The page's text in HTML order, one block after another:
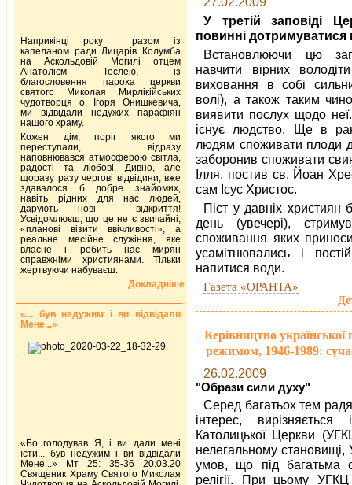
У третій заповіді
повинні дотримуватися
Встановлюючи цю
навчити вірних
виховання в собі
волі), а також таким
виявити послух щодо неї.
існує людство. Ще в
людям споживати плоди
заборонив споживати
Ілля, постив св. Йоан
сам Ісус Христос.
Піст у давніх
день (увечері),
споживання яких
усамітнювались і
напитися води.
Газета «ОРАНТА»
Керівництво
режимом, 1946-1989:
26.02.2009
"Образи сили духу"
Серед багатьох тем
інтерес, вирізняється
Католицької Церкви
нелегальному
умов, що під багатьма
релігії. При цьому
Наприкінці року разом із
капеланом ради Лицарів Колумба
на Аскольдовій Могилі отцем
Анатолієм Теслею, із
благословення пароха церкви
святого Миколая Мирлікійських
чудотворця о. Ігоря Онишкевича,
ми відвідали недужих парафіян
нашого храму.
Кожен дім, поріг якого ми
переступали, відразу
наповнювався атмосферою світла,
радості та любові. Дивно, але
щоразу разу чергові відвідини, вже
здавалося б добре знайомих,
навіть рідних для нас людей,
дарують нові відкриття!
Усвідомлюєш, що це не є звичайні,
«планові візити ввічливості», а
реальне месійне служіння, яке
власне і робить нас мирян
справжніми християнами. Тільки
жертвуючи набуваєш.
Докладніше
«... був недужим і ви відвідали
Мене...»
«Бо голодував Я, і ви дали мені
їсти... був недужим і ви відвідали
Мене...» Мт 25: 35-36 20.03.20
Священик Храму Святого Миколая